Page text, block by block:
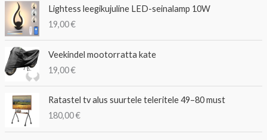
Lightess leegikujuline LED-seinalamp 10W
19,00€
Veekindel mootorratta kate
19,00€
Ratastel tv alus suurtele teleritele 49–80 must
180,00€